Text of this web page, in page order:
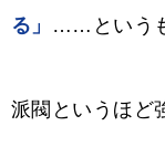
る」
……という
派閥というほど